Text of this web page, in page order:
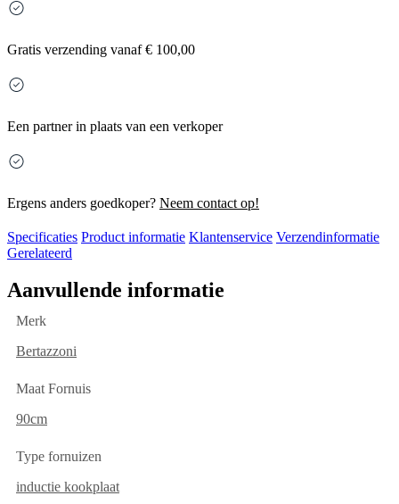
Gratis verzending vanaf € 100,00
Een partner in plaats van een verkoper
Ergens anders goedkoper? Neem contact op!
Specificaties Product informatie Klantenservice Verzendinformatie
Gerelateerd
Aanvullende informatie
Merk
Bertazzoni
Maat Fornuis
90cm
Type fornuizen
inductie kookplaat